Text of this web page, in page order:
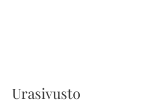
Urasivusto